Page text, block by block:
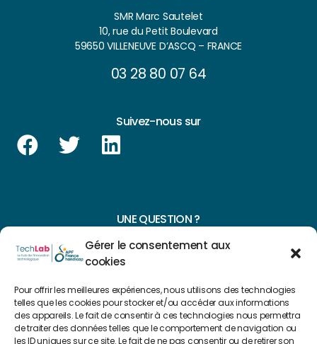
Gérer le consentement aux
cookies
Pour offrir les meilleures expériences, nous utilisons des technologies
telles que les cookies pour stocker et/ou accéder aux informations
des appareils. Le fait de consentir à ces technologies nous permettra
de traiter des données telles que le comportement de navigation ou
les ID uniques sur ce site. Le fait de ne pas consentir ou de retirer son
SMR Marc Sautelet
10, rue du Petit Boulevard
59650 VILLENEUVE D’ASCQ – FRANCE
03 28 80 07 64
Suivez-nous sur
UNE QUESTION ?
CONTACTEZ-NOUS
NAVIGUER SUR NOTRE SITE
Plan du site